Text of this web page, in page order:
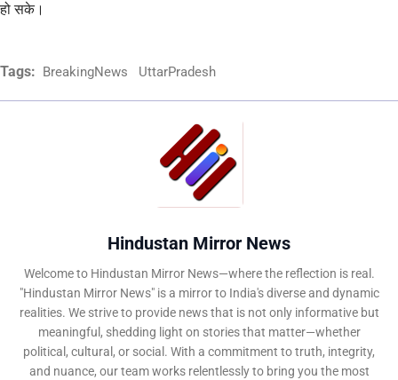
हो सके।
Tags: BreakingNews UttarPradesh
Hindustan Mirror News
Welcome to Hindustan Mirror News—where the reflection is real.
"Hindustan Mirror News" is a mirror to India's diverse and dynamic
realities. We strive to provide news that is not only informative but
meaningful, shedding light on stories that matter—whether
political, cultural, or social. With a commitment to truth, integrity,
and nuance, our team works relentlessly to bring you the most